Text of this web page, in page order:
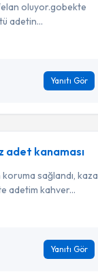
oluyor.gobekte
adetin...
Yanıtı Gör
adet kanaması
sağlandı, kaza
adetim kahver...
Yanıtı Gör